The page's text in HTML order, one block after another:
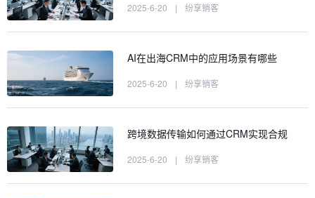
2025-6-20 | 纷享销客
AI在出海CRM中的应用场景有哪些
2025-6-20 | 纷享销客
跨境数据传输如何通过CRM实现合规
2025-6-20 | 纷享销客